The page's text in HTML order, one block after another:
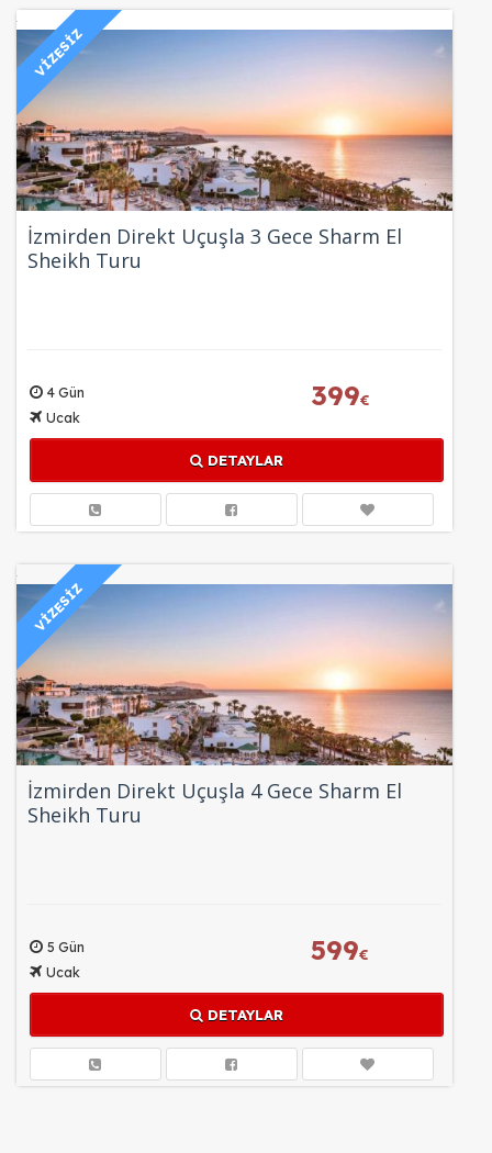
VİZESİZ
İzmirden Direkt Uçuşla 3 Gece Sharm El
Sheikh Turu
4 Gün
Ucak
399€
DETAYLAR
VİZESİZ
İzmirden Direkt Uçuşla 4 Gece Sharm El
Sheikh Turu
5 Gün
Ucak
599€
DETAYLAR